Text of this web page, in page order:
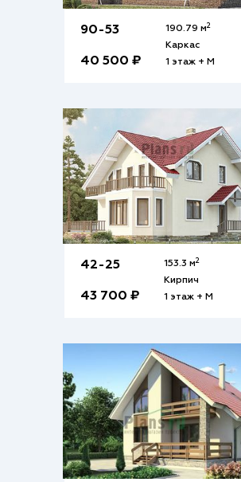
90-53
40 500 ₽
190.79 м2
Каркас
1 этаж + М
42-25
43 700 ₽
153.3 м2
Кирпич
1 этаж + М